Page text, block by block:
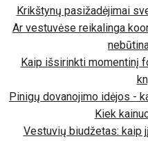
Krikštynų pasižadėjimai
Ar vestuvėse reikalinga
Kaip išsirinkti momentinį
Pinigų dovanojimo idėjos -
Kiek
Vestuvių biudžetas: kaip